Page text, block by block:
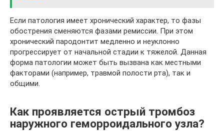
Если патология имеет хронический характер, то фазы
обострения сменяются фазами ремиссии. При этом
хронический пародонтит медленно и неуклонно
прогрессирует от начальной стадии к тяжелой. Данная
форма патологии может быть вызвана как местными
факторами (например, травмой полости рта), так и
общими.
Как проявляется острый тромбоз
наружного геморроидального узла?